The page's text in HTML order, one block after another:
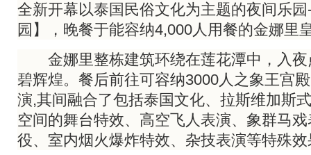
全新开幕以泰国民俗文化为主题的夜间乐
园】，晚餐于能容纳4,000人用餐的金娜里
金娜里整栋建筑环绕在莲花潭中，入夜
碧辉煌。餐后前往可容纳3000人之象王宫
演,其间融合了包括泰国文化、拉斯维加斯
空间的舞台特效、高空飞人表演、象群马
役、室内烟火爆炸特效、杂技表演等特殊